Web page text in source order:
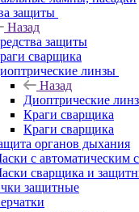
защиты
Назад
защиты
сварщика
линзы
Назад
Диоптрические
Краги сварщика
Краги сварщика
органов дыхания
с автоматическим
сварщика и
защитные